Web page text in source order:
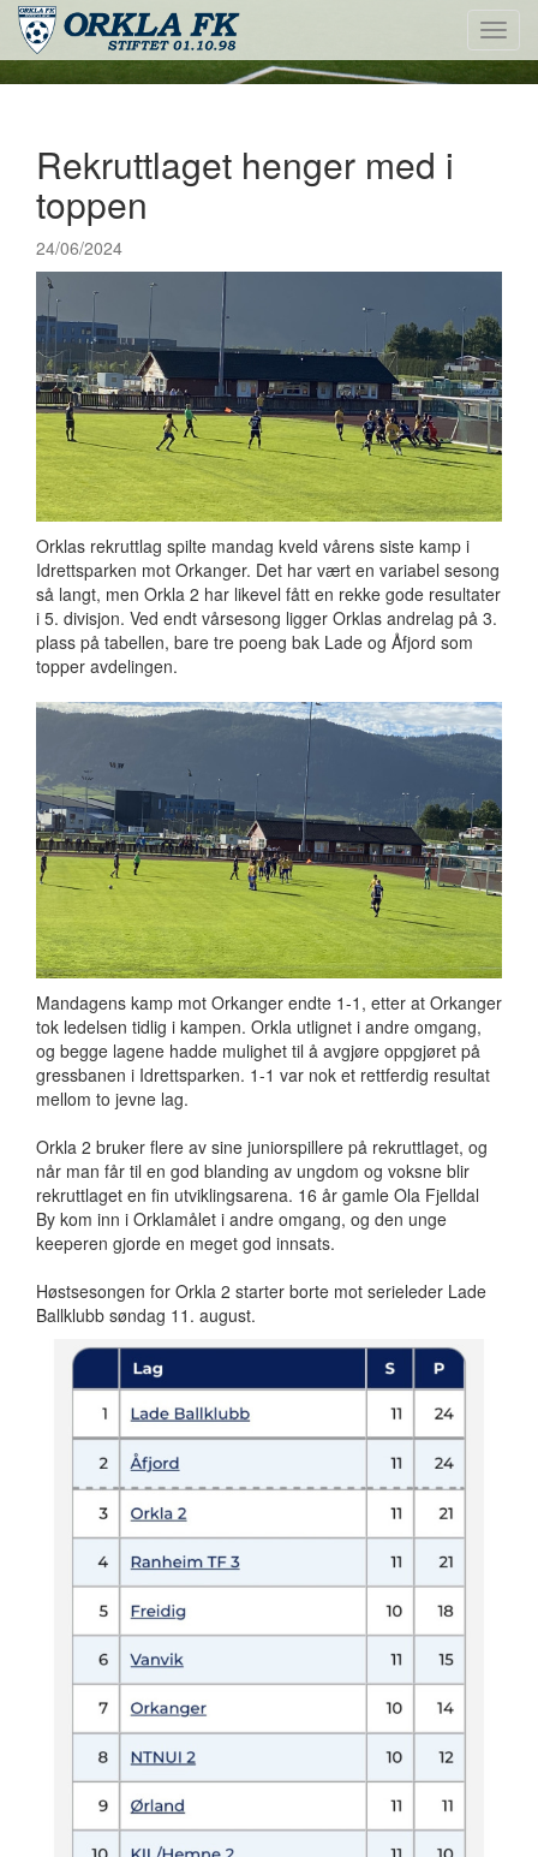
Rekruttlaget henger med i
toppen
24/06/2024
Orklas rekruttlag spilte mandag kveld vårens siste kamp i
Idrettsparken mot Orkanger. Det har vært en variabel sesong
så langt, men Orkla 2 har likevel fått en rekke gode resultater
i 5. divisjon. Ved endt vårsesong ligger Orklas andrelag på 3.
plass på tabellen, bare tre poeng bak Lade og Åfjord som
topper avdelingen.
Mandagens kamp mot Orkanger endte 1-1, etter at Orkanger
tok ledelsen tidlig i kampen. Orkla utlignet i andre omgang,
og begge lagene hadde mulighet til å avgjøre oppgjøret på
gressbanen i Idrettsparken. 1-1 var nok et rettferdig resultat
mellom to jevne lag.
Orkla 2 bruker flere av sine juniorspillere på rekruttlaget, og
når man får til en god blanding av ungdom og voksne blir
rekruttlaget en fin utviklingsarena. 16 år gamle Ola Fjelldal
By kom inn i Orklamålet i andre omgang, og den unge
keeperen gjorde en meget god innsats.
Høstsesongen for Orkla 2 starter borte mot serieleder Lade
Ballklubb søndag 11. august.